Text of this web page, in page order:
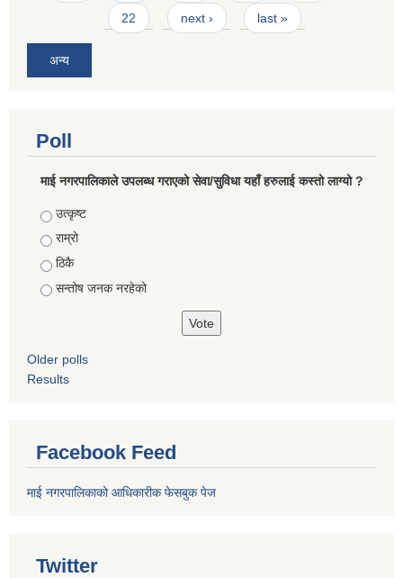
22 next › last »
अन्य
Poll
माई नगरपालिकाले उपलब्ध गराएको सेवा/सुविधा यहाँ हरुलाई कस्तो लाग्यो ?
Choices
उत्कृष्ट
राम्रो
ठिकै
सन्तोष जनक नरहेको
Older polls
Results
Facebook Feed
माई नगरपालिकाको आधिकारीक फेसबुक पेज
Twitter